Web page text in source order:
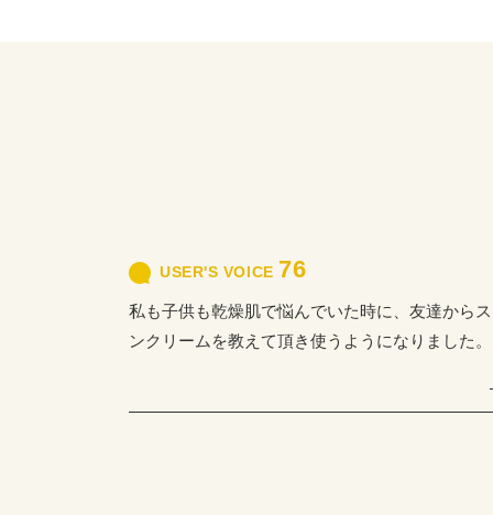
USER'S VOICE 76
私も子供も乾燥肌で悩んでいた時に、友達から
ンクリームを教えて頂き使うようになりました